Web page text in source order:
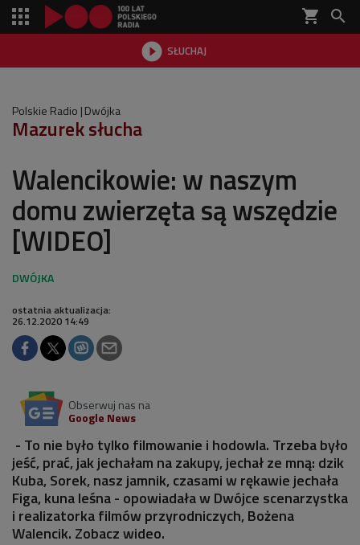
shopping_cart 
 SŁUCHAJ

Polskie Radio Dwójka
Mazurek słucha
Walencikowie: w naszym
domu zwierzęta są wszędzie
[WIDEO]
ostatnia aktualizacja:
26.12.2020 14:49
Obserwuj nas na
Google News
- To nie było tylko filmowanie i hodowla. Trzeba było
jeść, prać, jak jechałam na zakupy, jechał ze mną: dzik
Kuba, Sorek, nasz jamnik, czasami w rękawie jechała
Figa, kuna leśna - opowiadała w Dwójce scenarzystka
i realizatorka filmów przyrodniczych, Bożena
Walencik. Zobacz wideo.